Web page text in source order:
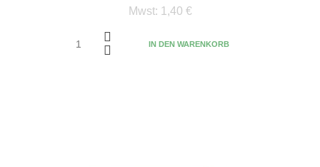
Mwst: 1,40 €
IN DEN WARENKORB